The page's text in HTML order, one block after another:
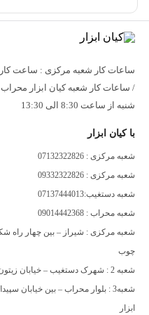
ندارد
تیغ مناسب برای دستگاه
اور فرز, CNC
نوع کاربرد تیغ
بلبرینگ
سایر توضیحات
شنبه از ساعت 8:30 الی 13:30
با کیان ابزار
شعبه مرکزی : 07132322826
شعبه مرکزی : 09332322826
شعبه دستغیب:07137444013
شعبه محراب : 09014442368
چوب
شعبه 2 : شهرک دستغیب – خیابان زیتون – کوچه 6 – سوله 7 سمت راست
شعبه3 : بلوار محراب – بین خیابان
ابزار